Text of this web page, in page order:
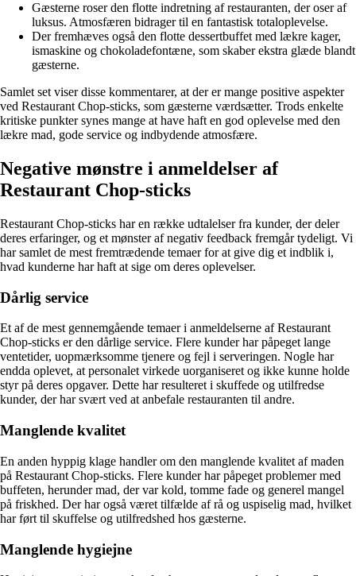
Gæsterne roser den flotte indretning af restauranten, der oser af
luksus. Atmosfæren bidrager til en fantastisk totaloplevelse.
Der fremhæves også den flotte dessertbuffet med lækre kager,
ismaskine og chokoladefontæne, som skaber ekstra glæde blandt
gæsterne.
Samlet set viser disse kommentarer, at der er mange positive aspekter
ved Restaurant Chop-sticks, som gæsterne værdsætter. Trods enkelte
kritiske punkter synes mange at have haft en god oplevelse med den
lækre mad, gode service og indbydende atmosfære.
Negative mønstre i anmeldelser af
Restaurant Chop-sticks
Restaurant Chop-sticks har en række udtalelser fra kunder, der deler
deres erfaringer, og et mønster af negativ feedback fremgår tydeligt. Vi
har samlet de mest fremtrædende temaer for at give dig et indblik i,
hvad kunderne har haft at sige om deres oplevelser.
Dårlig service
Et af de mest gennemgående temaer i anmeldelserne af Restaurant
Chop-sticks er den dårlige service. Flere kunder har påpeget lange
ventetider, uopmærksomme tjenere og fejl i serveringen. Nogle har
endda oplevet, at personalet virkede uorganiseret og ikke kunne holde
styr på deres opgaver. Dette har resulteret i skuffede og utilfredse
kunder, der har svært ved at anbefale restauranten til andre.
Manglende kvalitet
En anden hyppig klage handler om den manglende kvalitet af maden
på Restaurant Chop-sticks. Flere kunder har påpeget problemer med
buffeten, herunder mad, der var kold, tomme fade og generel mangel
på friskhed. Der har også været tilfælde af rå og uspiselig mad, hvilket
har ført til skuffelse og utilfredshed hos gæsterne.
Manglende hygiejne